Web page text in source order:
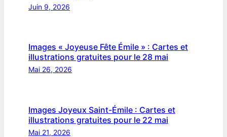
Juin 9, 2026
Images « Joyeuse Fête Émile » : Cartes et
illustrations gratuites pour le 28 mai
Mai 26, 2026
Images Joyeux Saint-Émile : Cartes et
illustrations gratuites pour le 22 mai
Mai 21, 2026